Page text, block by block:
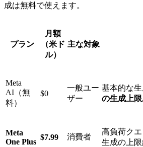
成は無料で使えます。
プラン
月額
（米ド
ル）
主な対象
Meta
AI（無
料）
$0
一般ユー
ザー
基本的な生
の生成上限
Meta
One Plus
$7.99 消費者
高負荷ク
生成の上